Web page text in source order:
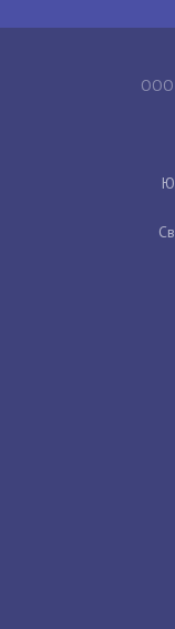
ООО